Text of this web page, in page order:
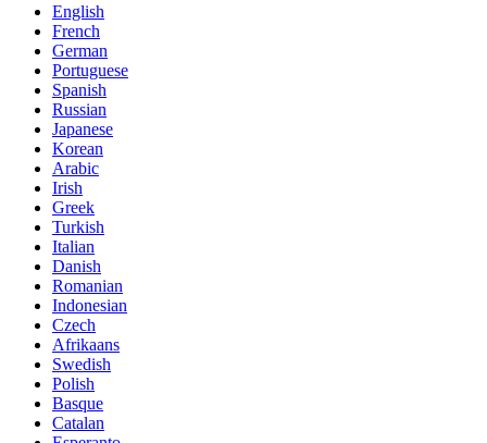
English
French
German
Portuguese
Spanish
Russian
Japanese
Korean
Arabic
Irish
Greek
Turkish
Italian
Danish
Romanian
Indonesian
Czech
Afrikaans
Swedish
Polish
Basque
Catalan